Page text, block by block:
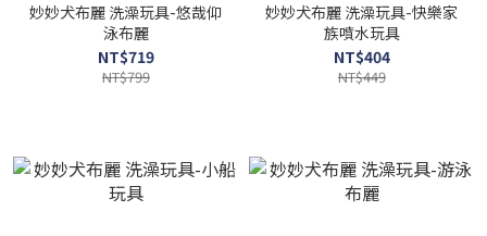
妙妙犬布麗 洗澡玩具-悠哉仰
泳布麗
NT$719
NT$799
妙妙犬布麗 洗澡玩具-快樂家
族噴水玩具
NT$404
NT$449